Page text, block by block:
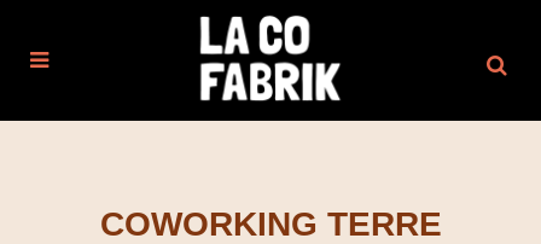
COWORKING TERRE